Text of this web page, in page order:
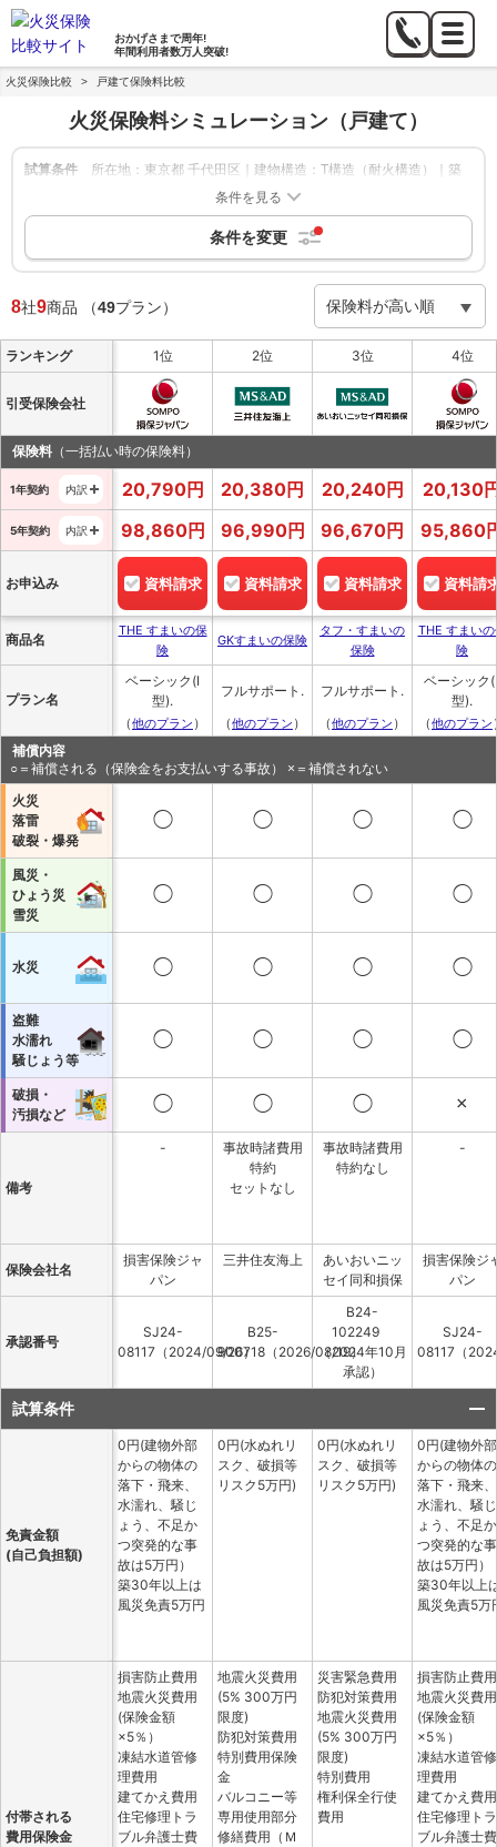
おかげさまで周年!
年間利用者数万人突破!
火災保険比較 > 戸建て保険料比較
火災保険料シミュレーション （戸建て）
試算条件
所在地：東京都 千代田区｜建物構造：T構造（耐火構造）｜築
年数：新築｜建物の保険金額：1,000万円｜家財補償：-｜地震
保険：あり
保険期間：1年,5年|
条件を見る
条件を変更
8社9商品 （49プラン）
ランキング 1位 2位 3位 4位
引受保険会社
保険料 （一括払い時の保険料）
1年契約 内訳 20,790円 20,380円 20,240円 20,130
5年契約 内訳 98,860円 96,990円 96,670円 95,860
お申込み 資料請求 資料請求 資料請求 資料請
商品名
THE すまいの保
険
GKすまいの保険
タフ・すまいの
保険
THE すまいの
険
プラン名
ベーシック(I
型).
フルサポート. フルサポート.
ベーシック
型).
（他のプラン ） （他のプラン ） （他のプラン ） （他のプラン
補償内容
○＝補償される（保険金をお支払いする事故） ×＝補償されない
火災
落雷
破裂・爆発
◯ ◯ ◯ ◯
風災・
ひょう災
雪災
◯ ◯ ◯ ◯
水災 ◯ ◯ ◯ ◯
盗難
水濡れ
騒じょう等
◯ ◯ ◯ ◯
破損・
汚損など
◯ ◯ ◯ ×
備考
-
事故時諸費用
特約
セットなし
事故時諸費用
特約なし
-
保険会社名
損害保険ジャ
パン
三井住友海上
あいおいニッ
セイ同和損保
損害保険ジ
パン
承認番号
SJ24-
08117（2024/09/26）
B25-
900718（2026/08/19）
B24-
102249
（2024年10月
承認）
SJ24-
08117（
試算条件
免責金額
(自己負担額)
0円(建物外部
からの物体の
落下・飛来、
水濡れ、騒じ
ょう、不足か
つ突発的な事
故は5万円）
築30年以上は
風災免責5万円
0円(水ぬれリ
スク、破損等
リスク5万円)
0円(水ぬれリ
スク、破損等
リスク5万円)
0円(建物外部
からの物体の
落下・飛来、
水濡れ、騒じ
ょう、不足か
つ突発的な事
故は5万円）
築30年以上
風災免責5万
付帯される
費用保険金
損害防止費用
地震火災費用
(保険金額
×5％）
凍結水道管修
理費用
建てかえ費用
住宅修理トラ
ブル弁護士費
地震火災費用
(5% 300万円
限度)
防犯対策費用
特別費用保険
金
バルコニー等
専用使用部分
修繕費用（Ｍ
災害緊急費用
防犯対策費用
地震火災費用
(5% 300万円
限度)
特別費用
権利保全行使
費用
損害防止費用
地震火災費用
(保険金額
×5％）
凍結水道管修
理費用
建てかえ費用
住宅修理トラ
ブル弁護士費